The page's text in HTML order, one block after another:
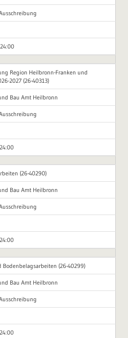
Region Heilbronn-Franken und
2027 (26-40313)
Bau Amt Heilbronn
(26-40290)
Bau Amt Heilbronn
Bodenbelagsarbeiten (26-40299)
Bau Amt Heilbronn